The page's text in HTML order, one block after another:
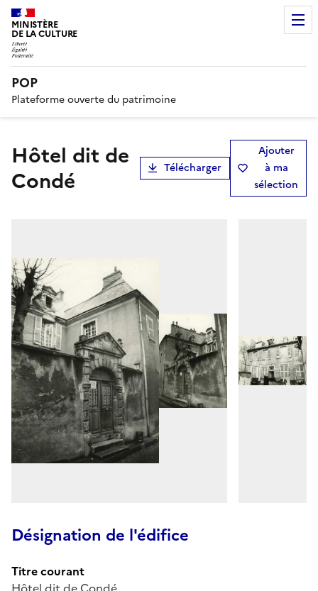
MINISTÈRE
DE LA CULTURE
POP
Plateforme ouverte du patrimoine
Hôtel dit de
Condé
Télécharger
Ajouter
à ma
sélection
Désignation de l'édifice
Titre courant